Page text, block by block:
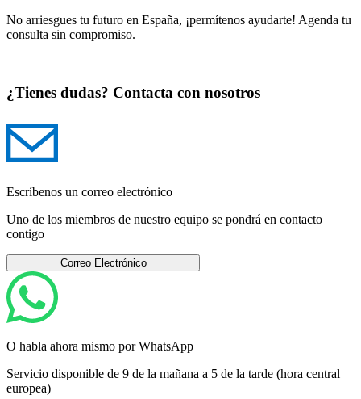
No arriesgues tu futuro en España, ¡permítenos ayudarte! Agenda tu
consulta sin compromiso.
¿Tienes dudas? Contacta con nosotros
Escríbenos un correo electrónico
Uno de los miembros de nuestro equipo se pondrá en contacto
contigo
Correo Electrónico
O habla ahora mismo por WhatsApp
Servicio disponible de 9 de la mañana a 5 de la tarde (hora central
europea)